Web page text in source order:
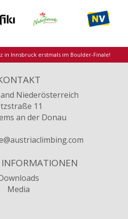
in Innsbruck erstmals im Boulder-Finale!
Niederösterreich
11
an der Donau
Media